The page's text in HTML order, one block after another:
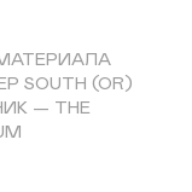
SOUTH (OR)
— THE